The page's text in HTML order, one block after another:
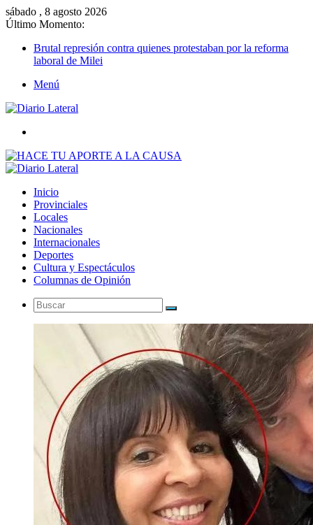
sábado , 8 agosto 2026
Último Momento:
Brutal represión contra quienes protestaban por la reforma
laboral de Milei
Menú
Inicio
Provinciales
Locales
Nacionales
Internacionales
Deportes
Cultura y Espectáculos
Columnas de Opinión
Buscar